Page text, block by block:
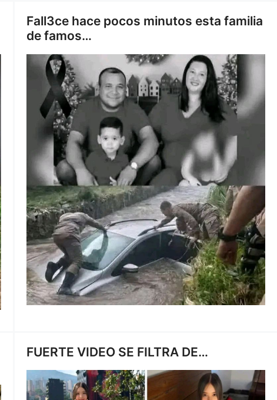
Fall3ce hace pocos minutos esta familia
de famos…
FUERTE VIDEO SE FILTRA DE…